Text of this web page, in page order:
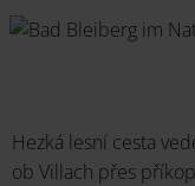
Hezká lesní cesta
ob Villach přes